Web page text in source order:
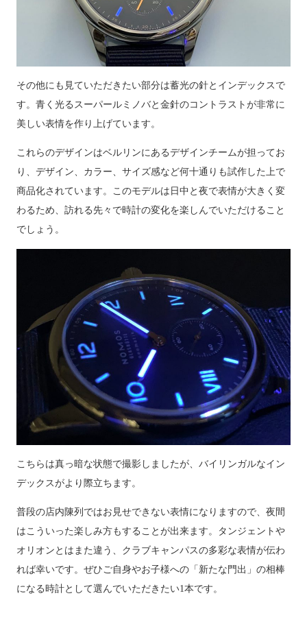
その他にも見ていただきたい部分は蓄光の針とインデックスで
す。青く光るスーパールミノバと金針のコントラストが非常に
美しい表情を作り上げています。
これらのデザインはベルリンにあるデザインチームが担ってお
り、デザイン、カラー、サイズ感など何十通りも試作した上で
商品化されています。このモデルは日中と夜で表情が大きく変
わるため、訪れる先々で時計の変化を楽しんでいただけること
でしょう。
こちらは真っ暗な状態で撮影しましたが、バイリンガルなイン
デックスがより際立ちます。
普段の店内陳列ではお見せできない表情になりますので、夜間
はこういった楽しみ方もすることが出来ます。タンジェントや
オリオンとはまた違う、クラブキャンパスの多彩な表情が伝わ
れば幸いです。ぜひご自身やお子様への「新たな門出」の相棒
になる時計として選んでいただきたい1 本です。